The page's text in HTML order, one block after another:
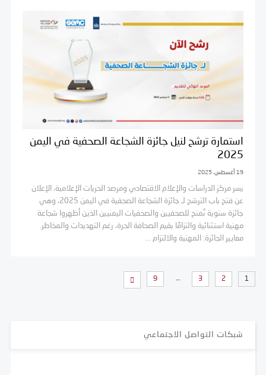
استمارة ترشح لنيل جائزة الشجاعة الصحفية في اليمن
2025
19 أغسطس، 2025
يسر مركز الدراسات والإعلام الاقتصادي ومرصد الحريات الإعلامية، الإعلان
عن فتح باب الترشح لـ جائزة الشجاعة الصحفية في اليمن 2025، وهي
جائزة سنوية تُمنح للصحفيين والصحفيات اليمنيين الذين أظهروا شجاعة
مهنية استثنائية والتزامًا بقيم الصحافة الحرة، رغم التهديدات والمخاطر.
معايير الجائزة: المهنية والالتزام ...
1
2
3
…
9
شبكات التواصل الاجتماعي